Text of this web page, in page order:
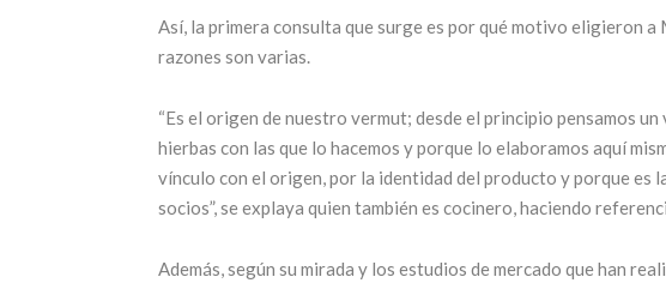
Así, la primera consulta que surge es por qué motivo eligieron a
razones son varias.
“Es el origen de nuestro vermut; desde el principio pensamos
hierbas con las que lo hacemos y porque lo elaboramos aquí
vínculo con el origen, por la identidad del producto y porque es
socios”, se explaya quien también es cocinero, haciendo
Además, según su mirada y los estudios de mercado que han